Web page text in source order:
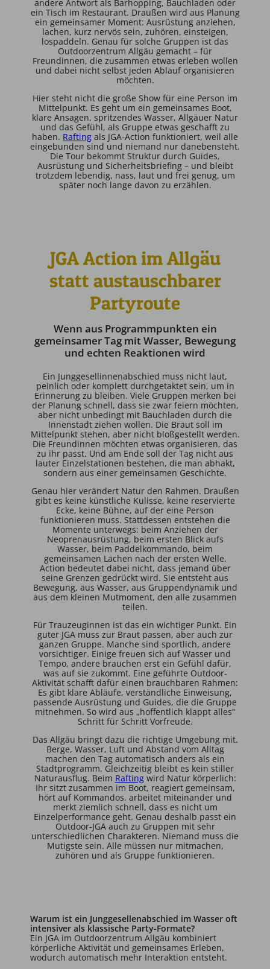
andere Antwort als Barhopping, Bauchladen oder
ein Tisch im Restaurant. Draußen wird aus Planung
ein gemeinsamer Moment: Ausrüstung anziehen,
lachen, kurz nervös sein, zuhören, einsteigen,
lospaddeln. Genau für solche Gruppen ist das
Outdoorzentrum Allgäu gemacht – für
Freundinnen, die zusammen etwas erleben wollen
und dabei nicht selbst jeden Ablauf organisieren
möchten.
Hier steht nicht die große Show für eine Person im
Mittelpunkt. Es geht um ein gemeinsames Boot,
klare Ansagen, spritzendes Wasser, Allgäuer Natur
und das Gefühl, als Gruppe etwas geschafft zu
haben. Rafting als JGA-Action funktioniert, weil alle
eingebunden sind und niemand nur danebensteht.
Die Tour bekommt Struktur durch Guides,
Ausrüstung und Sicherheitsbriefing – und bleibt
trotzdem lebendig, nass, laut und frei genug, um
später noch lange davon zu erzählen.
JGA Action im Allgäu
statt austauschbarer
Partyroute
Wenn aus Programmpunkten ein
gemeinsamer Tag mit Wasser, Bewegung
und echten Reaktionen wird
Ein Junggesellinnenabschied muss nicht laut,
peinlich oder komplett durchgetaktet sein, um in
Erinnerung zu bleiben. Viele Gruppen merken bei
der Planung schnell, dass sie zwar feiern möchten,
aber nicht unbedingt mit Bauchladen durch die
Innenstadt ziehen wollen. Die Braut soll im
Mittelpunkt stehen, aber nicht bloßgestellt werden.
Die Freundinnen möchten etwas organisieren, das
zu ihr passt. Und am Ende soll der Tag nicht aus
lauter Einzelstationen bestehen, die man abhakt,
sondern aus einer gemeinsamen Geschichte.
Genau hier verändert Natur den Rahmen. Draußen
gibt es keine künstliche Kulisse, keine reservierte
Ecke, keine Bühne, auf der eine Person
funktionieren muss. Stattdessen entstehen die
Momente unterwegs: beim Anziehen der
Neoprenausrüstung, beim ersten Blick aufs
Wasser, beim Paddelkommando, beim
gemeinsamen Lachen nach der ersten Welle.
Action bedeutet dabei nicht, dass jemand über
seine Grenzen gedrückt wird. Sie entsteht aus
Bewegung, aus Wasser, aus Gruppendynamik und
aus dem kleinen Mutmoment, den alle zusammen
teilen.
Für Trauzeuginnen ist das ein wichtiger Punkt. Ein
guter JGA muss zur Braut passen, aber auch zur
ganzen Gruppe. Manche sind sportlich, andere
vorsichtiger. Einige freuen sich auf Wasser und
Tempo, andere brauchen erst ein Gefühl dafür,
was auf sie zukommt. Eine geführte Outdoor-
Aktivität schafft dafür einen brauchbaren Rahmen:
Es gibt klare Abläufe, verständliche Einweisung,
passende Ausrüstung und Guides, die die Gruppe
mitnehmen. So wird aus „hoffentlich klappt alles“
Schritt für Schritt Vorfreude.
Das Allgäu bringt dazu die richtige Umgebung mit.
Berge, Wasser, Luft und Abstand vom Alltag
machen den Tag automatisch anders als ein
Stadtprogramm. Gleichzeitig bleibt es kein stiller
Naturausflug. Beim Raftingwird Natur körperlich:
Ihr sitzt zusammen im Boot, reagiert gemeinsam,
hört auf Kommandos, arbeitet miteinander und
merkt ziemlich schnell, dass es nicht um
Einzelperformance geht. Genau deshalb passt ein
Outdoor-JGA auch zu Gruppen mit sehr
unterschiedlichen Charakteren. Niemand muss die
Mutigste sein. Alle müssen nur mitmachen,
zuhören und als Gruppe funktionieren.
Warum ist ein Junggesellenabschied im Wasser oft
intensiver als klassische Party-Formate?
Ein JGA im Outdoorzentrum Allgäu kombiniert
körperliche Aktivität und gemeinsames Erleben,
wodurch automatisch mehr Interaktion entsteht.